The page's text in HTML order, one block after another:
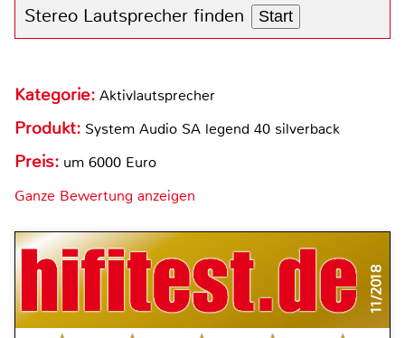
Stereo Lautsprecher finden Start
Kategorie: Aktivlautsprecher
Produkt: System Audio SA legend 40 silverback
Preis: um 6000 Euro
Ganze Bewertung anzeigen
11/2018